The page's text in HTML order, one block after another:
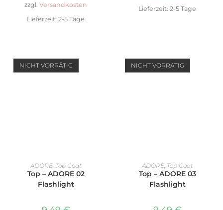
zzgl. Versandkosten
Lieferzeit: 2-5 Tage
Lieferzeit: 2-5 Tage
NICHT VORRÄTIG
WEITERLESEN
ADORE, Top Coat
Top – ADORE 02
Flashlight
NICHT VORRÄTIG
WEITERLESEN
ADORE, Top Coat
Top – ADORE 03
Flashlight